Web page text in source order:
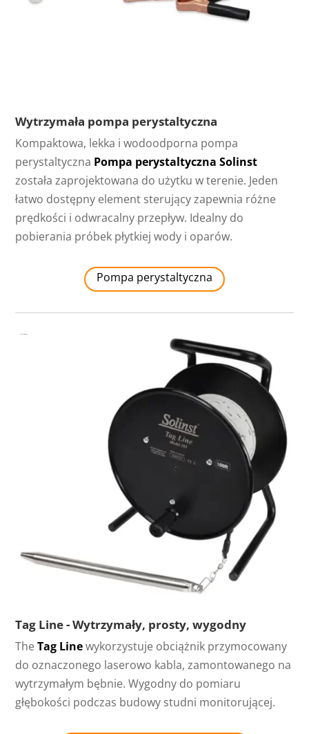
Wytrzymała pompa perystaltyczna
Kompaktowa, lekka i wodoodporna pompa
perystaltyczna Pompa perystaltyczna Solinst
została zaprojektowana do użytku w terenie. Jeden
łatwo dostępny element sterujący zapewnia różne
prędkości i odwracalny przepływ. Idealny do
pobierania próbek płytkiej wody i oparów.
Pompa perystaltyczna
Tag Line - Wytrzymały, prosty, wygodny
TheTag Linewykorzystuje obciążnik przymocowany
do oznaczonego laserowo kabla, zamontowanego na
wytrzymałym bębnie. Wygodny do pomiaru
głębokości podczas budowy studni monitorującej.